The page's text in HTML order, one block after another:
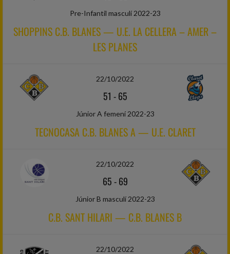
Pre-Infantil masculí 2022-23
SHOPPINS C.B. BLANES — U.E. LA CELLERA – AMER –
LES PLANES
22/10/2022
51 -65
Júnior A femení 2022-23
TECNOCASA C.B. BLANES A — U.E. CLARET
22/10/2022
65-69
Júnior B masculí 2022-23
C.B. SANT HILARI — C.B. BLANES B
22/10/2022